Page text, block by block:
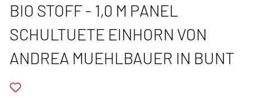
BIO STOFF - 1,0 M PANEL
SCHULTUETE EINHORN VON
ANDREA MUEHLBAUER IN BUNT